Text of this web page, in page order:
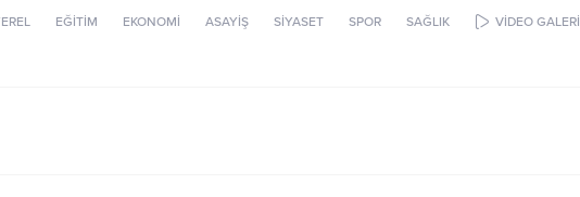
EĞİTİM EKONOMİ ASAYİŞ SİYASET SPOR SAĞLIK VİDEO GALERİ